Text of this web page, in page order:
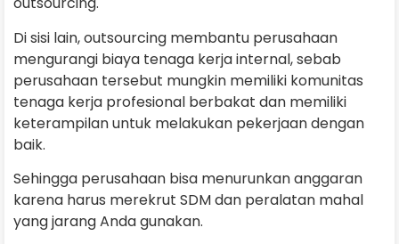
Di sisi lain, outsourcing membantu perusahaan
mengurangi biaya tenaga kerja internal, sebab
perusahaan tersebut mungkin memiliki komunitas
tenaga kerja profesional berbakat dan memiliki
keterampilan untuk melakukan pekerjaan dengan
baik.
Sehingga perusahaan bisa menurunkan anggaran
karena harus merekrut SDM dan peralatan mahal
yang jarang Anda gunakan.